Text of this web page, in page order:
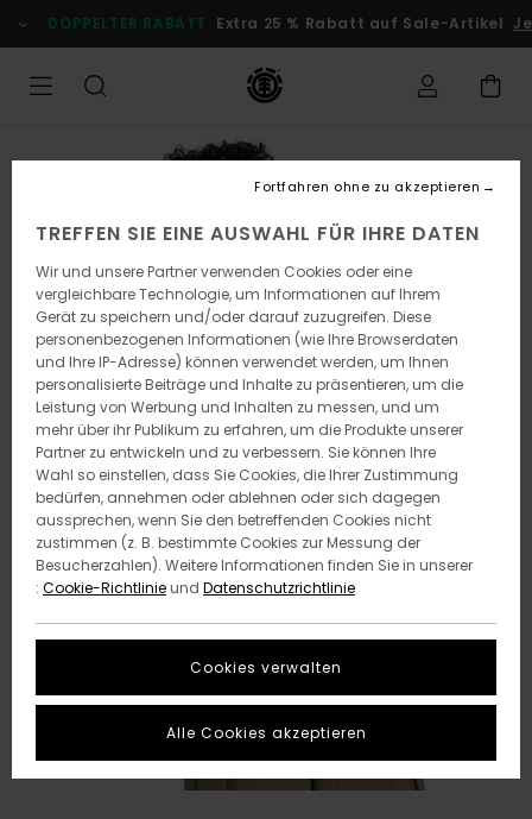
zur
Produktinformation
DOPPELTER RABATT Extra 25 % Rabatt auf Sale-Artikel
TREFFEN SIE EINE AUSWAHL FÜR IHRE DATEN
Wir und unsere Partner verwenden Cookies oder eine
vergleichbare Technologie, um Informationen auf Ihrem
Gerät zu speichern und/oder darauf zuzugreifen. Diese
personenbezogenen Informationen (wie Ihre Browserdaten
und Ihre IP-Adresse) können verwendet werden, um Ihnen
personalisierte Beiträge und Inhalte zu präsentieren, um die
Leistung von Werbung und Inhalten zu messen, und um
mehr über ihr Publikum zu erfahren, um die Produkte unserer
Partner zu entwickeln und zu verbessern. Sie können Ihre
Wahl so einstellen, dass Sie Cookies, die Ihrer Zustimmung
bedürfen, annehmen oder ablehnen oder sich dagegen
aussprechen, wenn Sie den betreffenden Cookies nicht
zustimmen (z. B. bestimmte Cookies zur Messung der
Besucherzahlen). Weitere Informationen finden Sie in unserer
: Cookie-Richtlinieund Datenschutzrichtlinie
Cookies verwalten
Fortfahren ohne zu akzeptieren
Alle Cookies akzeptieren